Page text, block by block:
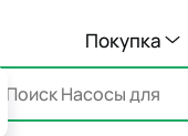
Покупка